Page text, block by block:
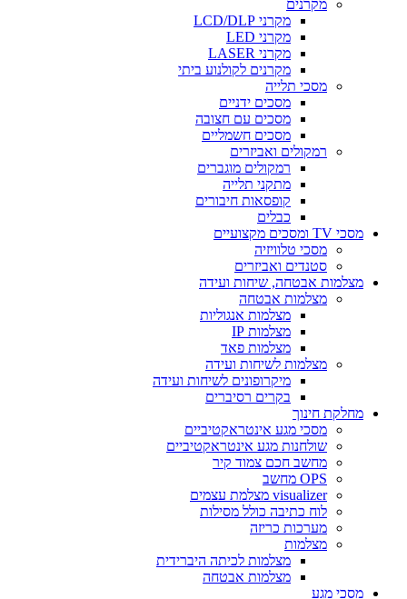
מקרנים
מקרני LCD/DLP
מקרני LED
מקרני LASER
מקרנים לקולנוע ביתי
מסכי תלייה
מסכים ידניים
מסכים עם חצובה
מסכים חשמליים
רמקולים ואביזרים
רמקולים מוגברים
מתקני תלייה
קופסאות חיבורים
כבלים
מסכי TV ומסכים מקצועיים
מסכי טלוויזיה
סטנדים ואביזרים
מצלמות אבטחה, שיחות ועידה
מצלמות אבטחה
מצלמות אנגוליות
מצלמות IP
מצלמות פאד
מצלמות לשיחות ועידה
מיקרופונים לשיחות ועידה
בקרים רסיברים
מחלקת חינוך
מסכי מגע אינטראקטיביים
שולחנות מגע אינטראקטיביים
מחשב חכם צמוד קיר
OPS מחשב
visualizer מצלמת עצמים
לוח כתיבה כולל מסילות
מערכות כריזה
מצלמות
מצלמות לכיתה היברידית
מצלמות אבטחה
מסכי מגע